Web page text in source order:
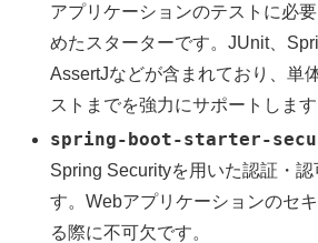
アプリケーションのテストに必
めたスターターです。JUnit、
AssertJなどが含まれており、単
ストまでを強力にサポートします
spring-boot-starter-
Spring Securityを用いた認証・認
す。Webアプリケーションのセ
る際に不可欠です。